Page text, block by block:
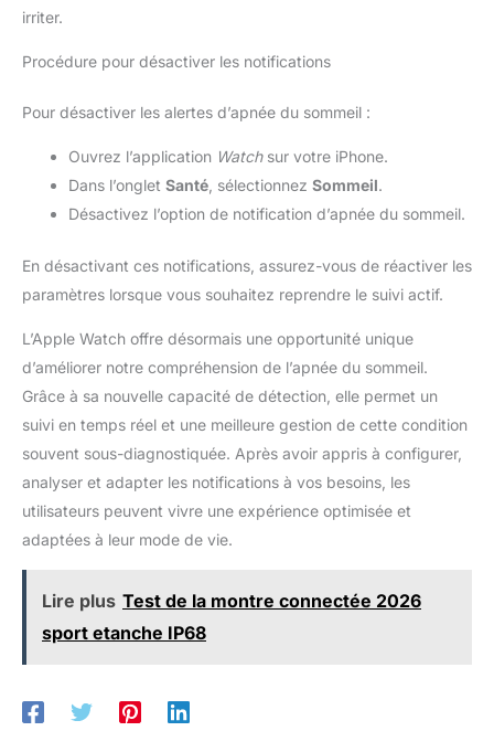
irriter.
Procédure pour désactiver les notifications
Pour désactiver les alertes d’apnée du sommeil :
Ouvrez l’application Watchsur votre iPhone.
Dans l’onglet Santé, sélectionnez Sommeil.
Désactivez l’option de notification d’apnée du sommeil.
En désactivant ces notifications, assurez-vous de réactiver les
paramètres lorsque vous souhaitez reprendre le suivi actif.
L’Apple Watch offre désormais une opportunité unique
d’améliorer notre compréhension de l’apnée du sommeil.
Grâce à sa nouvelle capacité de détection, elle permet un
suivi en temps réel et une meilleure gestion de cette condition
souvent sous-diagnostiquée. Après avoir appris à configurer,
analyser et adapter les notifications à vos besoins, les
utilisateurs peuvent vivre une expérience optimisée et
adaptées à leur mode de vie.
Lire plus Test de la montre connectée 2026
sport etanche IP68